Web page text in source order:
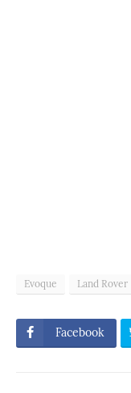
Evoque Land Rover
Facebook